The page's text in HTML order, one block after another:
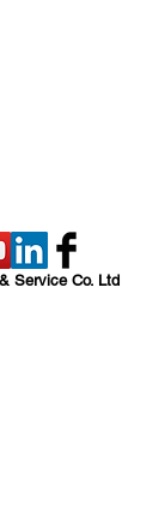
Service Co. Ltd